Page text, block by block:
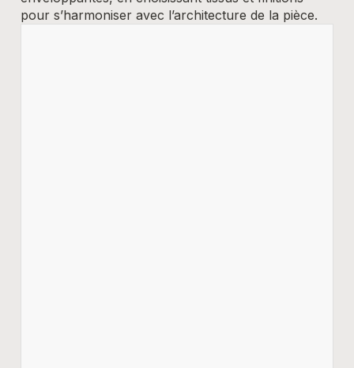
pour s’harmoniser avec l’architecture de la pièce.